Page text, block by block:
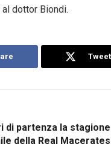
dottor Biondi.
Tweet
di partenza la
della Real